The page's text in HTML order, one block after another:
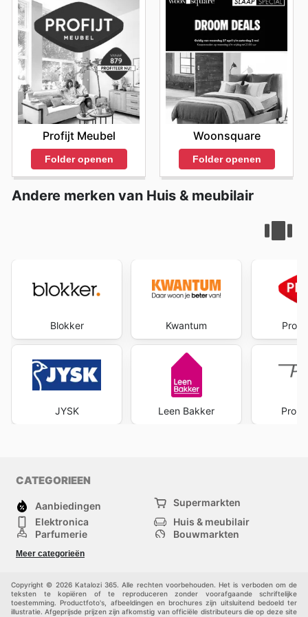
saving now.
Profijt Meubel
Folder openen
Woonsquare
Folder openen
Andere merken van Huis & meubilair
Blokker
JYSK
Kwantum
Leen Bakker
CATEGORIEEN
Aanbiedingen
Supermarkten
Elektronica
Huis & meubilair
Parfumerie
Bouwmarkten
Kinderen
Meer categorieën
Copyright © 2026 Katalozi 365. Alle rechten voorbehouden. Het is verboden om de
teksten te kopiëren of te reproduceren zonder voorafgaande schriftelijke
toestemming. Productfoto's, afbeeldingen en brochures zijn uitsluitend bedoeld ter
illustratie. Afgeprijsde prijzen zijn afkomstig van officiële distributeurs die op deze site